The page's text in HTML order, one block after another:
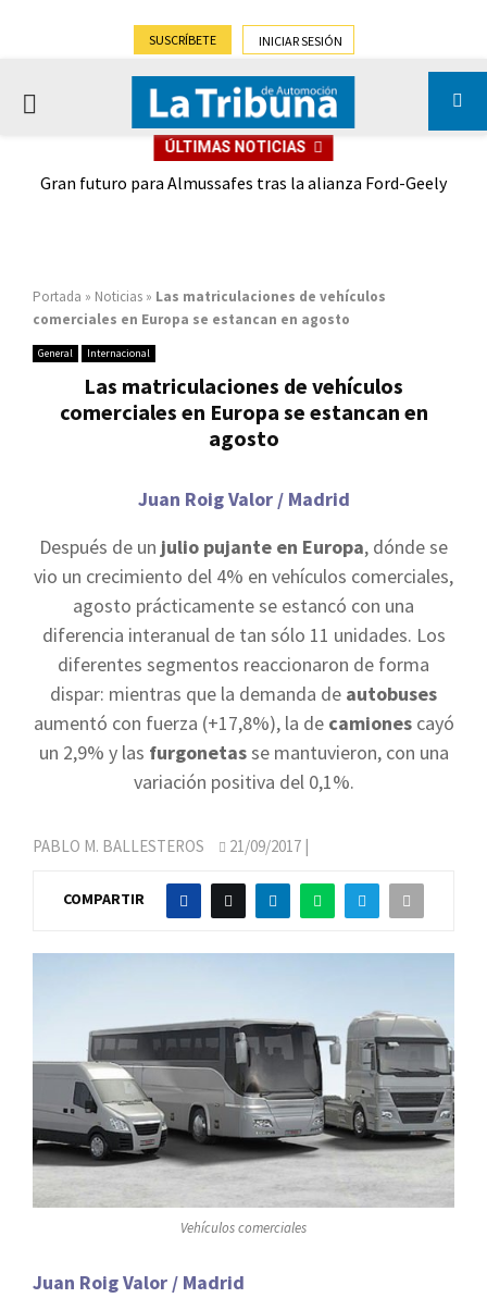
SUSCRÍBETE INICIAR SESIÓN
PRIMARY
ÚLTIMAS NOTICIAS
Gran futuro para Almussafes tras la alianza Ford-Geely
Portada » Noticias » Las matriculaciones de vehículos
comerciales en Europa se estancan en agosto
General Internacional
Las matriculaciones de vehículos
comerciales en Europa se estancan en
agosto
Juan Roig Valor / Madrid
Después de un julio pujante en Europa, dónde se
vio un crecimiento del 4% en vehículos comerciales,
agosto prácticamente se estancó con una
diferencia interanual de tan sólo 11 unidades. Los
diferentes segmentos reaccionaron de forma
dispar: mientras que la demanda de autobuses
aumentó con fuerza (+17,8%), la de camionescayó
un 2,9% y las furgonetasse mantuvieron, con una
variación positiva del 0,1%.
PABLO M. BALLESTEROS 21/09/2017 |
COMPARTIR
Vehículos comerciales
Juan Roig Valor / Madrid